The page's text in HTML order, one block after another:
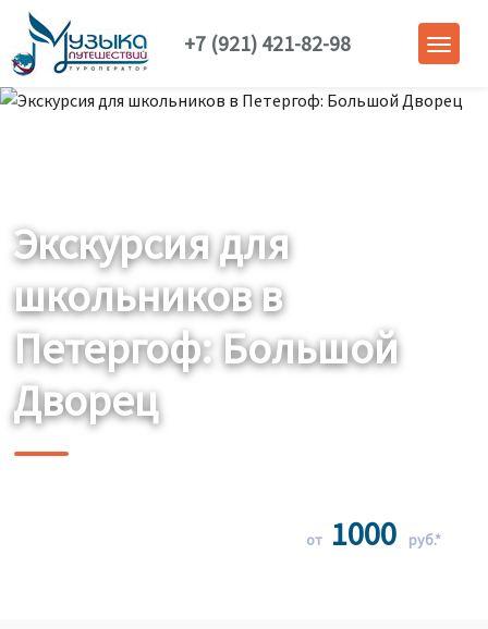
+7 (921) 421-82-98
Экскурсия для
школьников в
Петергоф: Большой
Дворец
от 1000 руб.*